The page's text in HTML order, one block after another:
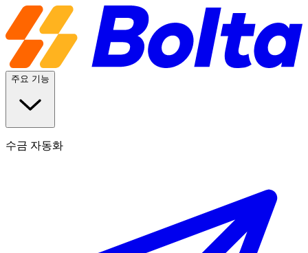
주요 기능
수금 자동화